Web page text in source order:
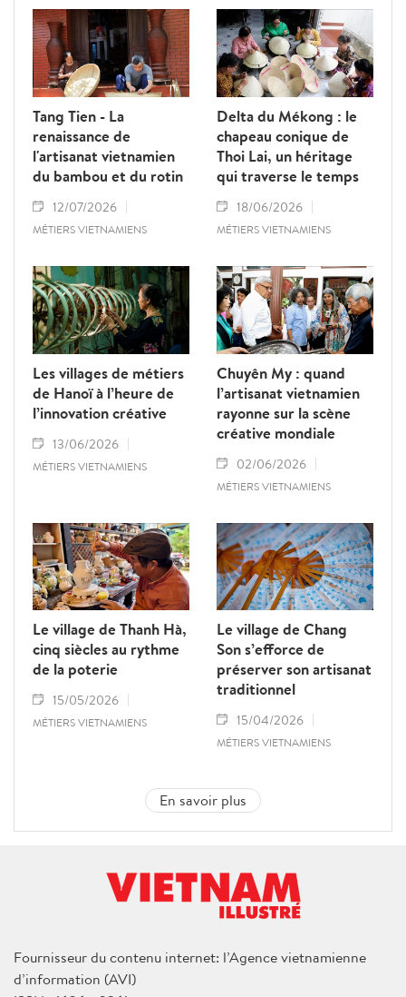
province de Hai Duong (aujourd’hui
rattachée à Hai Phong). Chaque pièce
raconte une histoire ; chaque vase porte
l’empreinte d’un artisan. Ces créations
constituent autant de chefs-d’œuvre qui
expriment l’essence culturelle et les
aspirations du peuple vietnamien à travers le
temps.
Tang Tien - La
renaissance de
l'artisanat vietnamien
du bambou et du rotin
12/07/2026
MÉTIERS VIETNAMIENS
Delta du Mékong : le
chapeau conique de
Thoi Lai, un héritage
qui traverse le temps
18/06/2026
MÉTIERS VIETNAMIENS
Les villages de métiers
de Hanoï à l’heure de
l’innovation créative
13/06/2026
MÉTIERS VIETNAMIENS
Chuyên My : quand
l’artisanat vietnamien
rayonne sur la scène
créative mondiale
02/06/2026
MÉTIERS VIETNAMIENS
Le village de Thanh Hà,
cinq siècles au rythme
de la poterie
15/05/2026
MÉTIERS VIETNAMIENS
Le village de Chang
Son s’efforce de
préserver son artisanat
traditionnel
15/04/2026
MÉTIERS VIETNAMIENS
En savoir plus
Fournisseur du contenu internet: l’Agence vietnamienne
d’information (AVI)